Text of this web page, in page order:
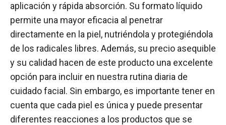
aplicación y rápida absorción. Su formato líquido
permite una mayor eficacia al penetrar
directamente en la piel, nutriéndola y protegiéndola
de los radicales libres. Además, su precio asequible
y su calidad hacen de este producto una excelente
opción para incluir en nuestra rutina diaria de
cuidado facial. Sin embargo, es importante tener en
cuenta que cada piel es única y puede presentar
diferentes reacciones a los productos que se